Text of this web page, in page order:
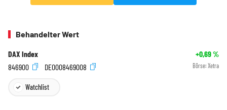
Behandelter Wert
DAX Index +0,69%
846900
DE0008469008 Börse: Xetra
Watchlist